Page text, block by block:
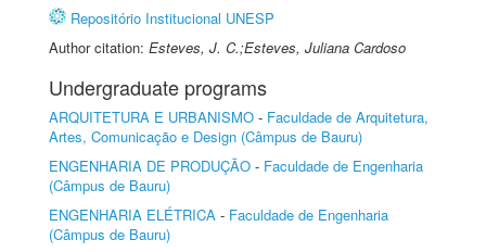
Repositório Institucional UNESP
Author citation: Esteves, J. C.;Esteves, Juliana Cardoso
Undergraduate programs
ARQUITETURA E URBANISMO - Faculdade de Arquitetura,
Artes, Comunicação e Design (Câmpus de Bauru)
ENGENHARIA DE PRODUÇÃO - Faculdade de Engenharia
(Câmpus de Bauru)
ENGENHARIA ELÉTRICA - Faculdade de Engenharia
(Câmpus de Bauru)